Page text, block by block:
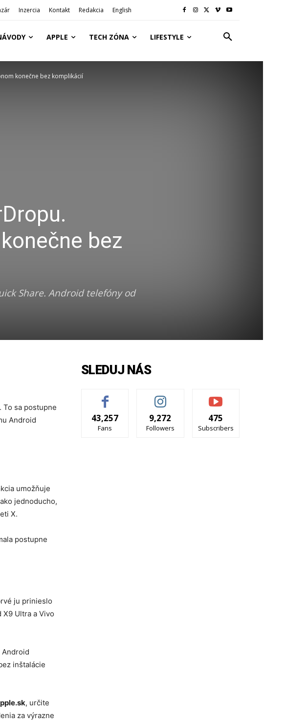
Inzercia Kontakt Redakcia English
APPLE TECH ZÓNA LIFESTYLE
konečne bez komplikácií
bez
Share. Android telefóny od
sa postupne
Android
umožňuje
jednoducho,
X.
postupne
ju prinieslo
X9 Ultra a Vivo
Android
inštalácie
, určite
za výrazne
SLEDUJ NÁS
43,257
Fans
9,272
Followers
475
Subscribers